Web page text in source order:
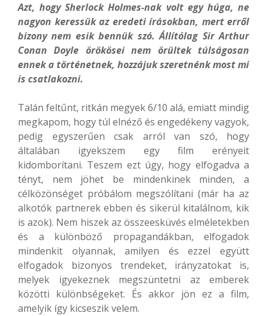
Azt, hogy Sherlock Holmes-nak volt egy húga, ne
nagyon keressük az eredeti írásokban, mert erről
bizony nem esik bennük szó. Állítólag Sir Arthur
Conan Doyle örökösei nem örültek túlságosan
ennek a történetnek, hozzájuk szeretnénk most mi
is csatlakozni.
Talán feltűnt, ritkán megyek 6/10 alá, emiatt mindig
megkapom, hogy túl elnéző és engedékeny vagyok,
pedig egyszerűen csak arról van szó, hogy
általában igyekszem egy film erényeit
kidomborítani. Teszem ezt úgy, hogy elfogadva a
tényt, nem jöhet be mindenkinek minden, a
célközönséget próbálom megszólítani (már ha az
alkotók partnerek ebben és sikerül kitalálnom, kik
is azok). Nem hiszek az összeesküvés elméletekben
és a különböző propagandákban, elfogadok
mindenkit olyannak, amilyen és ezzel együtt
elfogadok bizonyos trendeket, irányzatokat is,
melyek igyekeznek megszüntetni az emberek
közötti különbségeket. És akkor jön ez a film,
amelyik így kicseszik velem.